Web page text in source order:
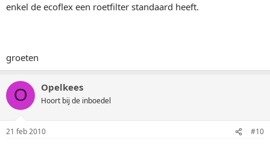
enkel de ecoflex een roetfilter standaard heeft.
groeten
O Opelkees
Hoort bij de inboedel
21 feb 2010 #10